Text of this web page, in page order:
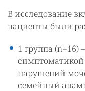
В исследование
пациенты были
1 группа (n=16)
симптоматикой
нарушений
семейный